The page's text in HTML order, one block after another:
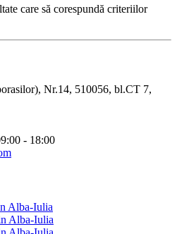
care să corespundă criteriilor
Nr.14, 510056, bl.CT 7,
- 18:00
Alba-Iulia
Alba-Iulia